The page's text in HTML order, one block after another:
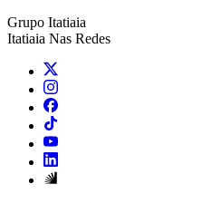
Grupo Itatiaia
Itatiaia Nas Redes